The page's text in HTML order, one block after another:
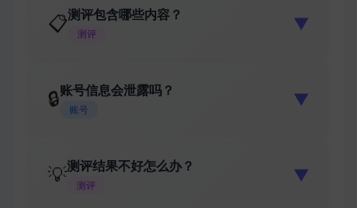
📋测评包含哪些内容？
测评
▼
🔒账号信息会泄露吗？
账号
▼
💡测评结果不好怎么办？
测评
▼